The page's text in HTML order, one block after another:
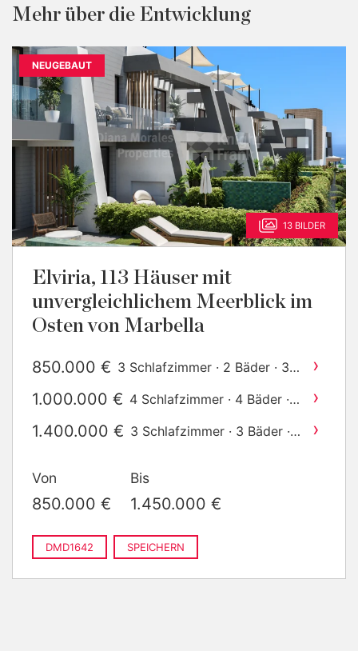
Mehr über die Entwicklung
NEUGEBAUT
13 BILDER
Elviria, 113 Häuser mit
unvergleichlichem Meerblick im
Osten von Marbella
850.000 € 3 Schlafzimmer · 2 Bäder · 346
›
1.000.000 € 4 Schlafzimmer · 4 Bäder ·
›
1.400.000 € 3 Schlafzimmer · 3 Bäder ·
›
Von
850.000 €
Bis
1.450.000 €
DMD1642 SPEICHERN